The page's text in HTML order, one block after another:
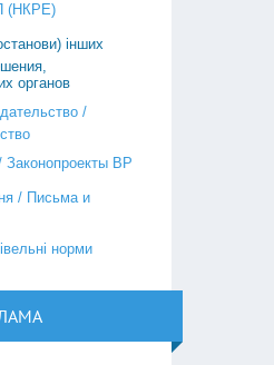
(НКРЕ)
інших
органов
/
Законопроекты ВР
/ Письма и
норми